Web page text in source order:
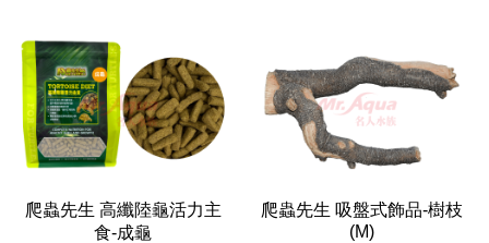
爬蟲先生 高纖陸龜活力主
食-成龜
爬蟲先生 吸盤式飾品-樹枝
(M)